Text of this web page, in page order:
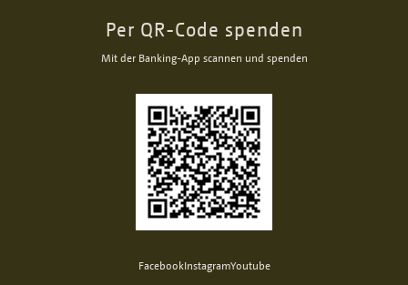
Per QR-Code spenden
Mit der Banking-App scannen und spenden
FacebookInstagramYoutube